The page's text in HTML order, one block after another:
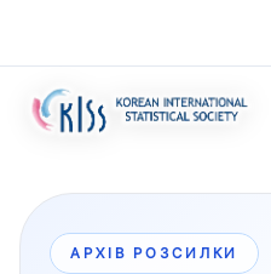
АРХІВ РОЗСИЛКИ